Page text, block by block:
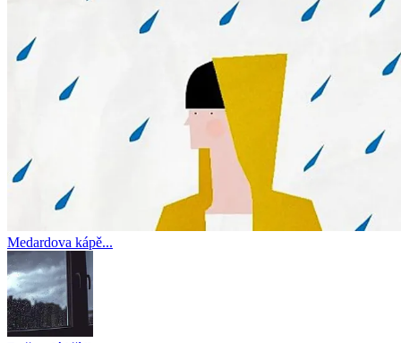
Medardova kápě...